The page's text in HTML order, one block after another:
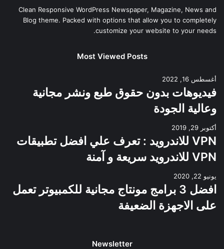
Clean Responsive WordPress Newspaper, Magazine, News and
Blog theme. Packed with options that allow you to completely
customize your website to your needs.
Most Viewed Posts
أغسطس 16, 2022
فيديوهات بدون حقوق طبع ونشر مجانية
وعالية الجودة
أكتوبر 29, 2019
VPN للاندرويد : تعرف علي افضل تطبيقات
VPN للاندرويد سريعة و آمنة
يونيو 22, 2020
افضل 3 برامج مونتاج مجانية للكمبيوتر تعمل
على الاجهزة الضعيفة
Newsletter